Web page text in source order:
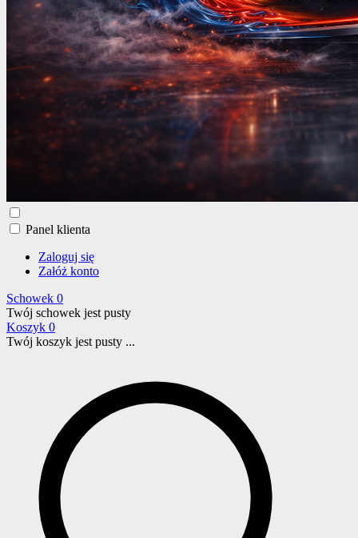
Panel klienta
Zaloguj się
Załóż konto
Schowek 0
Twój schowek jest pusty
Koszyk 0
Twój koszyk jest pusty ...